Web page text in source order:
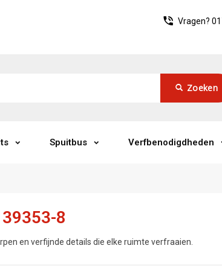
Vragen?
Zoeken
Spuitbus Verfbenodigdheden
8
en verfijnde details die elke ruimte verfraaien.